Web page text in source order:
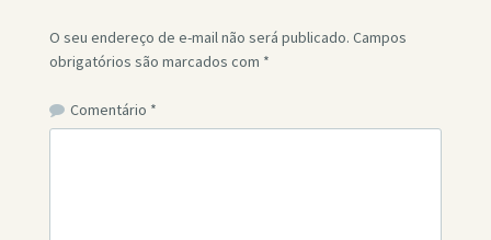
O seu endereço de e-mail não será publicado. Campos
obrigatórios são marcados com *
Comentário *